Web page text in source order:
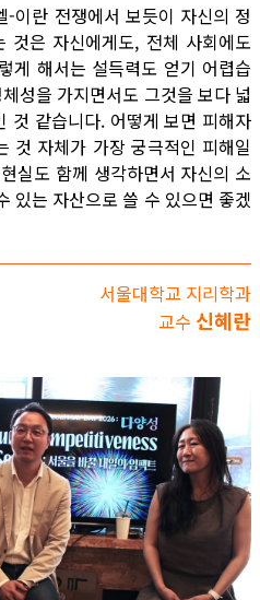
이란 전쟁에서 보듯이 자신의 정
것은 자신에게도, 전체 사회에도
게 해서는 설득력도 얻기 어렵습
성을 가지면서도 그것을 보다 넓
것 같습니다. 어떻게 보면 피해자
것 자체가 가장 궁극적인 피해일
실도 함께 생각하면서 자신의 소
있는 자산으로 쓸 수 있으면 좋겠
서울대학교 지리학과
교수 신혜란